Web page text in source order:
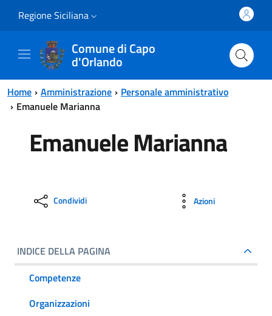
Regione Siciliana
Comune di Capo
d'Orlando
Home Amministrazione
Personale amministrativo
Emanuele Marianna
Emanuele Marianna
Condividi Azioni
INDICE DELLA PAGINA
Competenze
Organizzazioni